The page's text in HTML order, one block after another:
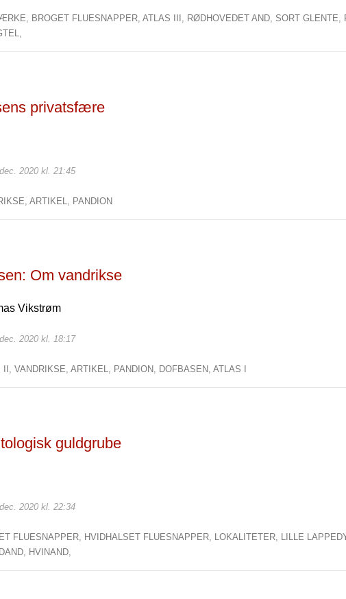
BROGET FLUESNAPPER,ATLAS III, RØDHOVEDET AND, SORT GLENTE,
privatsfære
2020 kl. 21:45
ARTIKEL, PANDION
Om vandrikse
Vikstrøm
2020 kl. 18:17
II,VANDRIKSE,ARTIKEL, PANDION, DOFBASEN,ATLAS I
guldgrube
2020 kl. 22:34
FLUESNAPPER, HVIDHALSET FLUESNAPPER, LOKALITETER, LILLE
HVINAND,